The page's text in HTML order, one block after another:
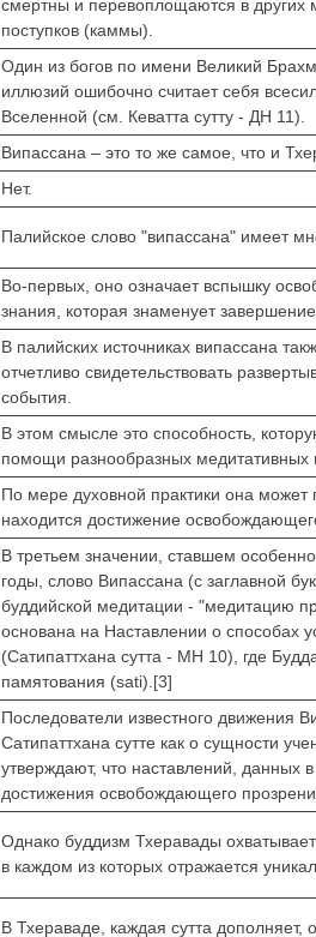
смертны и перевоплощаются в других
поступков (каммы).
Один из богов по имени Великий
иллюзий ошибочно считает себя
Вселенной (см. Кеватта сутту - ДН 11).
Випассана – это то же самое, что и
Нет.
Палийское слово "випассана" имеет
Во-первых, оно означает вспышку
знания, которая знаменует
В палийских источниках випассана
отчетливо свидетельствовать
события.
В этом смысле это способность,
помощи разнообразных медитативных
По мере духовной практики она может
находится достижение
В третьем значении, ставшем
годы, слово Випассана (с заглавной
буддийской медитации - "медитацию
основана на Наставлении о способах
(Сатипаттхана сутта - МН 10), где
памятования (sati).[3]
Последователи известного движения
Сатипаттхана сутте как о сущности
утверждают, что наставлений, данных
достижения освобождающего
Однако буддизм Тхеравады
в каждом из которых отражается
В Тхераваде, каждая сутта дополняет,